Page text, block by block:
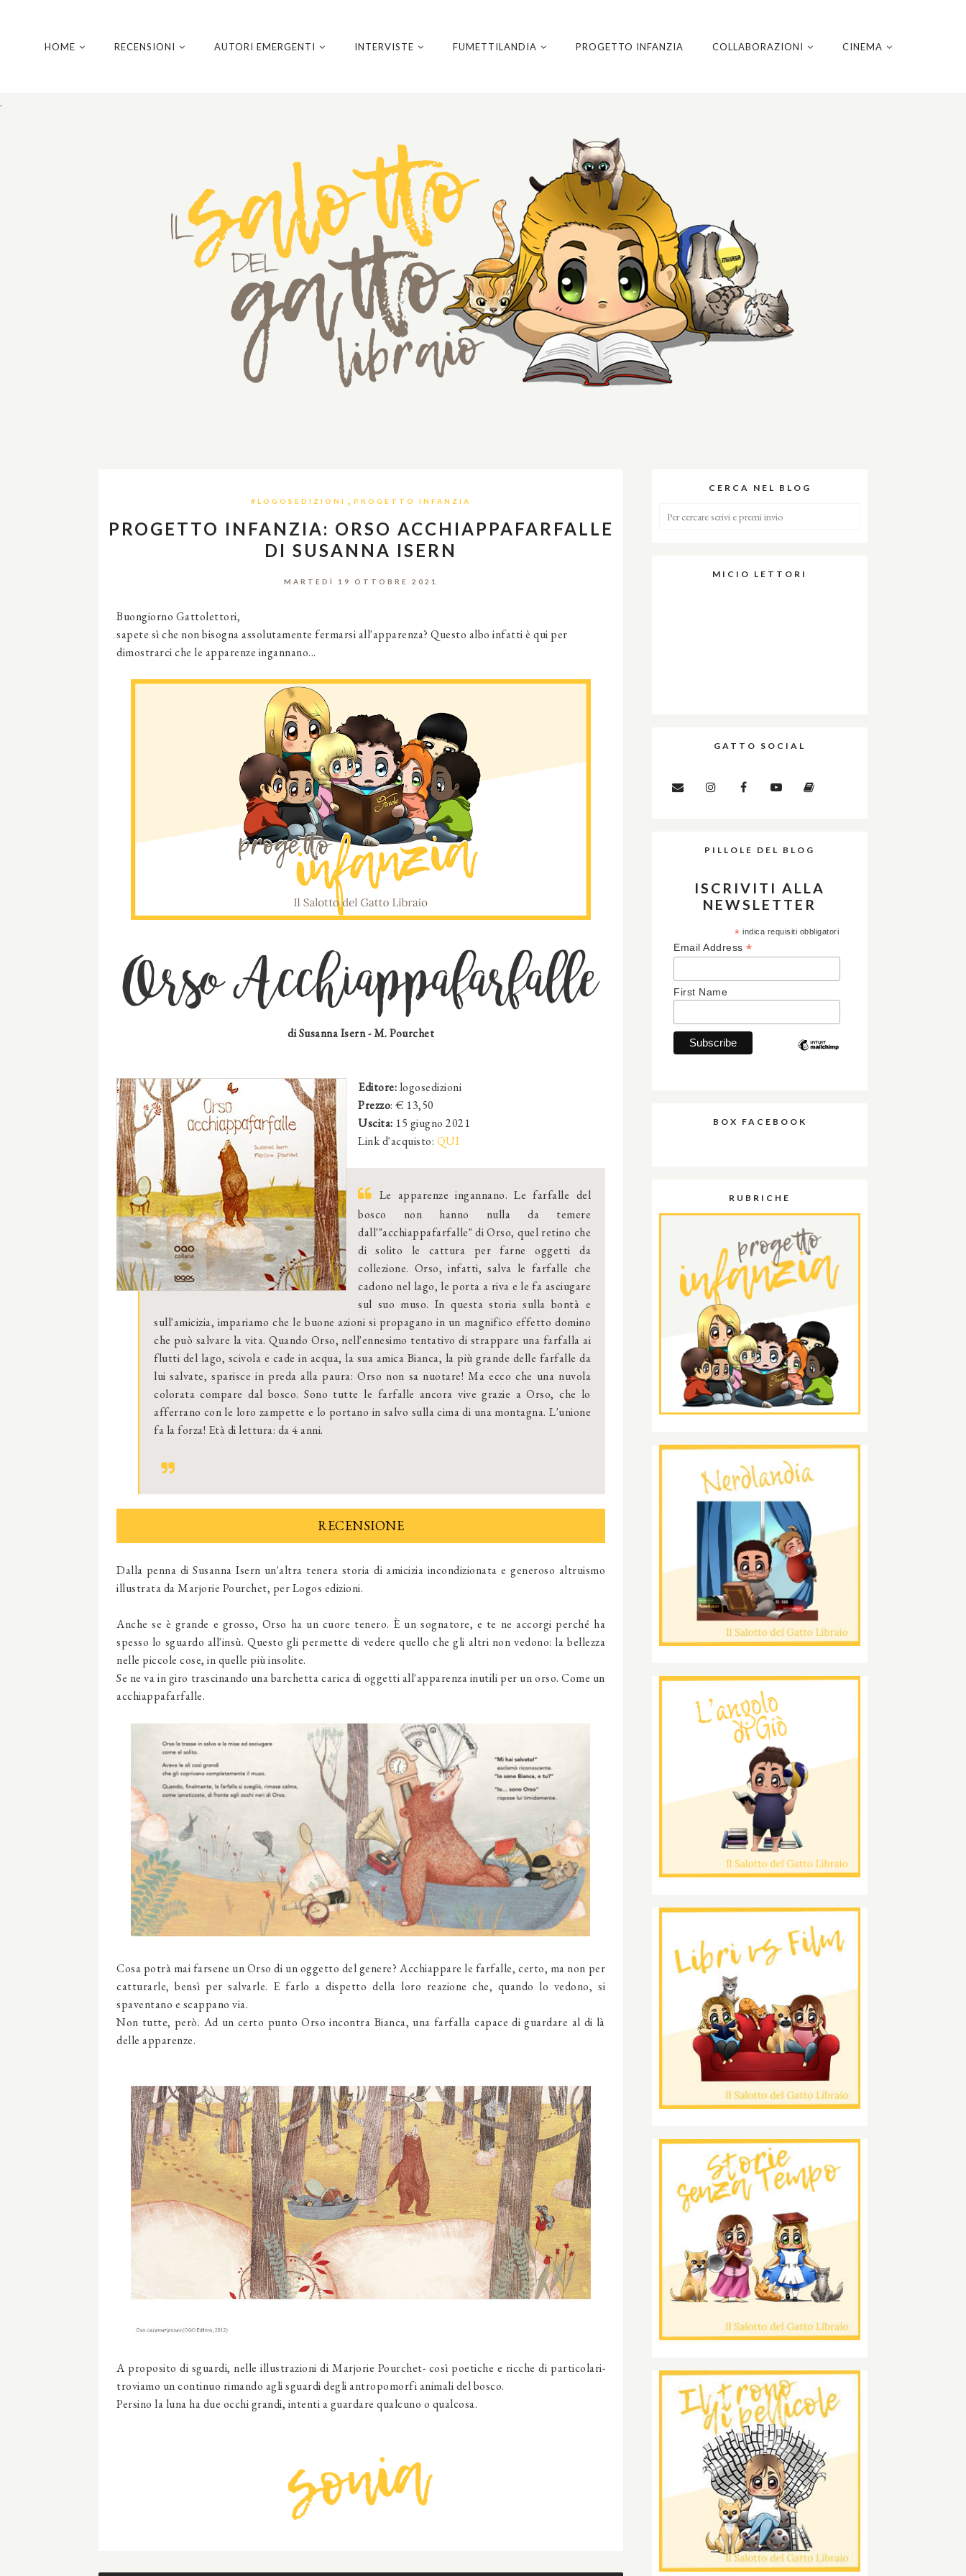
.
HOME RECENSIONI AUTORI EMERGENTI INTERVISTE FUMETTILANDIA PROGETTO INFANZIA COLLABORAZIONI CINEMA
#LOGOSEDIZIONI , PROGETTO INFANZIA
PROGETTO INFANZIA: ORSO ACCHIAPPAFARFALLE
DI SUSANNA ISERN
MARTEDÌ 19 OTTOBRE 2021
Buongiorno Gattolettori,
sapete sì che non bisogna assolutamente fermarsi all'apparenza? Questo albo infatti è qui per
dimostrarci che le apparenze ingannano...
Orso Acchiappafarfalle
diSusanna Isern - M. Pourchet
Editore: logosedizioni
Prezzo: € 13,50
Uscita: 15 giugno 2021
Link d'acquisto: QUI
Le apparenze ingannano. Le farfalle del
bosco non hanno nulla da temere
dall'"acchiappafarfalle" di Orso, quel retino che
di solito le cattura per farne oggetti da
collezione. Orso, infatti, salva le farfalle che
cadono nel lago, le porta a riva e le fa asciugare
sul suo muso. In questa storia sulla bontà e
sull'amicizia, impariamo che le buone azioni si propagano in un magnifico effetto domino
che può salvare la vita. Quando Orso, nell'ennesimo tentativo di strappare una farfalla ai
flutti del lago, scivola e cade in acqua, la sua amica Bianca, la più grande delle farfalle da
lui salvate, sparisce in preda alla paura: Orso non sa nuotare! Ma ecco che una nuvola
colorata compare dal bosco. Sono tutte le farfalle ancora vive grazie a Orso, che lo
afferrano con le loro zampette e lo portano in salvo sulla cima di una montagna. L'unione
fa la forza! Età di lettura: da 4 anni.
RECENSIONE
Dalla penna di Susanna Isern un'altra tenera storia di amicizia incondizionata e generoso altruismo
illustrata da Marjorie Pourchet, per Logos edizioni.
Anche se è grande e grosso, Orso ha un cuore tenero. È un sognatore, e te ne accorgi perché ha
spesso lo sguardo all'insù. Questo gli permette di vedere quello che gli altri non vedono: la bellezza
nelle piccole cose, in quelle più insolite.
Se ne va in giro trascinando una barchetta carica di oggetti all'apparenza inutili per un orso. Come un
acchiappafarfalle.
Cosa potrà mai farsene un Orso di un oggetto del genere? Acchiappare le farfalle, certo, ma non per
catturarle, bensì per salvarle. E farlo a dispetto della loro reazione che, quando lo vedono, si
spaventano e scappano via.
Non tutte, però. Ad un certo punto Orso incontra Bianca, una farfalla capace di guardare al di là
delle apparenze.
A proposito di sguardi, nelle illustrazioni di Marjorie Pourchet- così poetiche e ricche di particolari-
troviamo un continuo rimando agli sguardi degli antropomorfi animali del bosco.
Persino la luna ha due occhi grandi, intenti a guardare qualcuno o qualcosa.
CERCA NEL BLOG
MICIO LETTORI
GATTO SOCIAL
PILLOLE DEL BLOG
ISCRIVITI ALLA
NEWSLETTER
* indica requisiti obbligatori
Email Address *
First Name
BOX FACEBOOK
RUBRICHE